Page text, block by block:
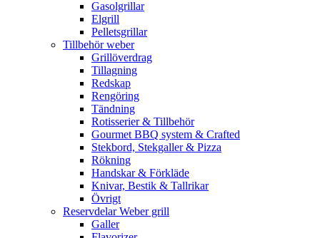
Gasolgrillar
Elgrill
Pelletsgrillar
Tillbehör weber
Grillöverdrag
Tillagning
Redskap
Rengöring
Tändning
Rotisserier & Tillbehör
Gourmet BBQ system & Crafted
Stekbord, Stekgaller & Pizza
Rökning
Handskar & Förkläde
Knivar, Bestik & Tallrikar
Övrigt
Reservdelar Weber grill
Galler